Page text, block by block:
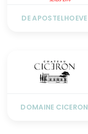
DE APOSTELHOEVE
DOMAINE CICERON